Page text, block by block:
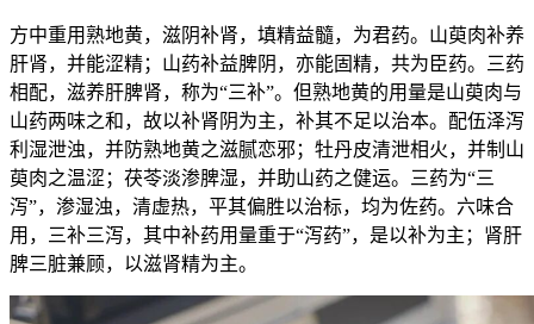
方中重用熟地黄，滋阴补肾，填精益髓，为君药。山萸肉补养
肝肾，并能涩精；山药补益脾阴，亦能固精，共为臣药。三药
相配，滋养肝脾肾，称为“三补”。但熟地黄的用量是山萸肉与
山药两味之和，故以补肾阴为主，补其不足以治本。配伍泽泻
利湿泄浊，并防熟地黄之滋腻恋邪；牡丹皮清泄相火，并制山
萸肉之温涩；茯苓淡渗脾湿，并助山药之健运。三药为“三
泻”，渗湿浊，清虚热，平其偏胜以治标，均为佐药。六味合
用，三补三泻，其中补药用量重于“泻药”，是以补为主；肾肝
脾三脏兼顾，以滋肾精为主。